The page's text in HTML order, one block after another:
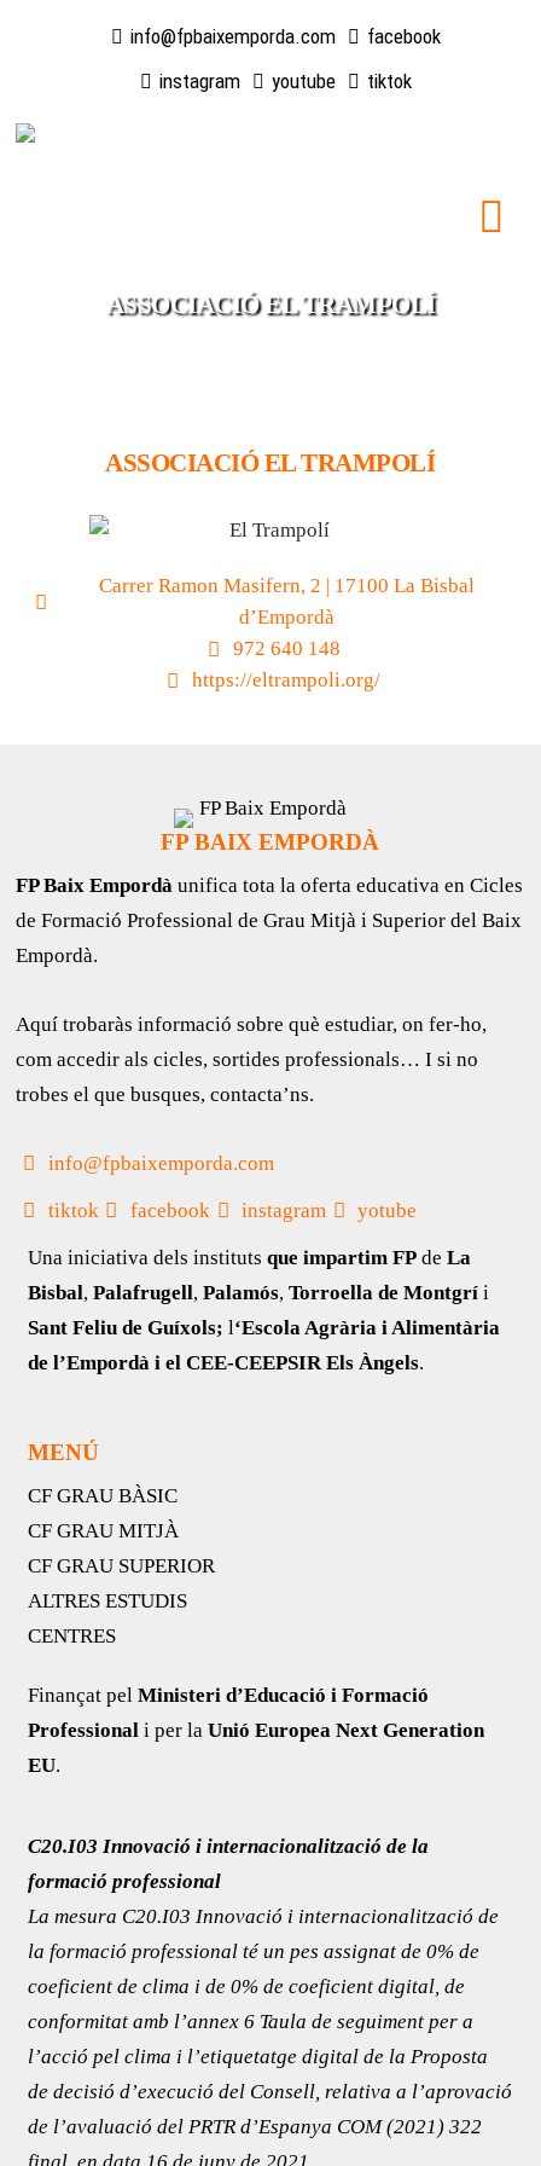
info@fpbaixemporda.com
facebook
instagram
youtube tiktok
ASSOCIACIÓ EL TRAMPOLÍ
ASSOCIACIÓ EL TRAMPOLÍ
Carrer Ramon Masifern, 2 | 17100 La Bisbal
d’Empordà
972 640 148
https://eltrampoli.org/
FP BAIX EMPORDÀ
FP Baix Empordàunifica tota la oferta educativa en Cicles
de Formació Professional de Grau Mitjà i Superior del Baix
Empordà.
Aquí trobaràs informació sobre què estudiar, on fer-ho,
com accedir als cicles, sortides professionals… I si no
trobes el que busques, contacta’ns.
info@fpbaixemporda.com
tiktok facebook instagram yotube
Una iniciativa dels institutsque impartim FP deLa
Bisbal,Palafrugell,Palamós,Torroella de Montgrí i
Sant Feliu de Guíxols; l‘Escola Agrària i Alimentària
de l’Empordà i el CEE-CEEPSIR Els Àngels.
MENÚ
CF GRAU BÀSIC
CF GRAU MITJÀ
CF GRAU SUPERIOR
ALTRES ESTUDIS
CENTRES
Finançat pelMinisteri d’Educació i Formació
Professional i per laUnió Europea Next Generation
EU.
C20.I03 Innovació i internacionalització de la
formació professional
La mesura C20.I03 Innovació i internacionalització de
la formació professional té un pes assignat de 0% de
coeficient de clima i de 0% de coeficient digital, de
conformitat amb l’annex 6 Taula de seguiment per a
l’acció pel clima i l’etiquetatge digital de la Proposta
de decisió d’execució del Consell, relativa a l’aprovació
de l’avaluació del PRTR d’Espanya COM (2021) 322